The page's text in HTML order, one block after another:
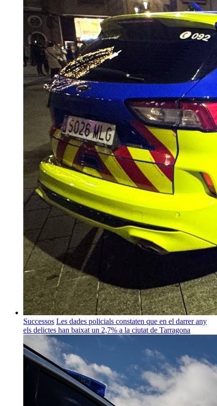
Successos Les dades policials constaten que en el darrer any
els delictes han baixat un 2,7% a la ciutat de Tarragona